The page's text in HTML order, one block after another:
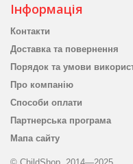
Інформація
Контакти
Доставка та повернення
Порядок та умови
Про компанію
Способи оплати
Партнерська програма
Мапа сайту